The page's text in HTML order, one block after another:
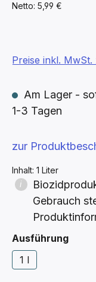
Netto: 5,99 €
Inhalt: 1 Liter
Preise inkl.
Am Lager -
1-3 Tagen
Gebrauch
zur
Ausführung
1 l